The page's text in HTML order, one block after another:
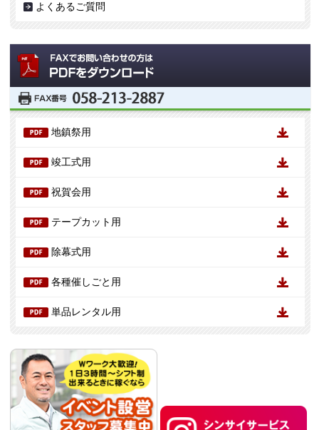
よくあるご質問
地鎮祭用
竣工式用
祝賀会用
テープカット用
除幕式用
各種催しごと用
単品レンタル用